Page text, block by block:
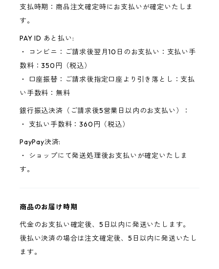
支払時期：商品注文確定時にお支払いが確定いたしま
す。
PAY ID あと払い:
・ コンビニ：ご請求後翌月10日のお支払い：支払い手
数料：350円（税込）
・ 口座振替：ご請求後指定口座より引き落とし：支払
い手数料：無料
銀行振込決済（ご請求後5営業日以内のお支払い）：
・ 支払い手数料：360円（税込）
PayPay決済:
・ ショップにて発送処理後お支払いが確定いたしま
す。
商品のお届け時期
代金のお支払い確定後、5日以内に発送いたします。
後払い決済の場合は注文確定後、5日以内に発送いたし
ます。